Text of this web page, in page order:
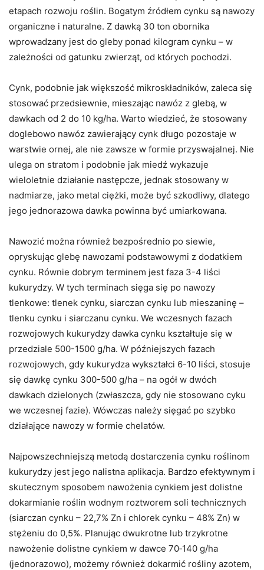
etapach rozwoju roślin. Bogatym źródłem cynku są nawozy
organiczne i naturalne. Z dawką 30 ton obornika
wprowadzany jest do gleby ponad kilogram cynku – w
zależności od gatunku zwierząt, od których pochodzi.
Cynk, podobnie jak większość mikroskładników, zaleca się
stosować przedsiewnie, mieszając nawóz z glebą, w
dawkach od 2 do 10 kg/ha. Warto wiedzieć, że stosowany
doglebowo nawóz zawierający cynk długo pozostaje w
warstwie ornej, ale nie zawsze w formie przyswajalnej. Nie
ulega on stratom i podobnie jak miedź wykazuje
wieloletnie działanie następcze, jednak stosowany w
nadmiarze, jako metal ciężki, może być szkodliwy, dlatego
jego jednorazowa dawka powinna być umiarkowana.
Nawozić można również bezpośrednio po siewie,
opryskując glebę nawozami podstawowymi z dodatkiem
cynku. Równie dobrym terminem jest faza 3-4 liści
kukurydzy. W tych terminach sięga się po nawozy
tlenkowe: tlenek cynku, siarczan cynku lub mieszaninę –
tlenku cynku i siarczanu cynku. We wczesnych fazach
rozwojowych kukurydzy dawka cynku kształtuje się w
przedziale 500-1500 g/ha. W późniejszych fazach
rozwojowych, gdy kukurydza wykształci 6-10 liści, stosuje
się dawkę cynku 300-500 g/ha – na ogół w dwóch
dawkach dzielonych (zwłaszcza, gdy nie stosowano cyku
we wczesnej fazie). Wówczas należy sięgać po szybko
działające nawozy w formie chelatów.
Najpowszechniejszą metodą dostarczenia cynku roślinom
kukurydzy jest jego nalistna aplikacja. Bardzo efektywnym i
skutecznym sposobem nawożenia cynkiem jest dolistne
dokarmianie roślin wodnym roztworem soli technicznych
(siarczan cynku – 22,7% Zn i chlorek cynku – 48% Zn) w
stężeniu do 0,5%. Planując dwukrotne lub trzykrotne
nawożenie dolistne cynkiem w dawce 70‑140 g/ha
(jednorazowo), możemy również dokarmić rośliny azotem,